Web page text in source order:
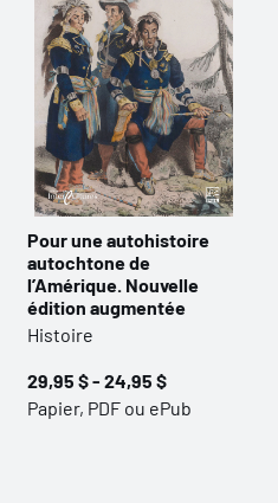
Pour une autohistoire
autochtone de
l’Amérique. Nouvelle
édition augmentée
Histoire
29,95 $ - 24,95 $
Papier, PDF ou ePub